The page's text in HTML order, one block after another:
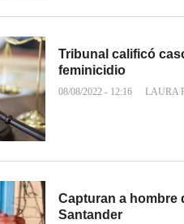
Tribunal calificó
feminicidio
08/08/2022 - 12:16 LAURA
Capturan a hombre
Santander